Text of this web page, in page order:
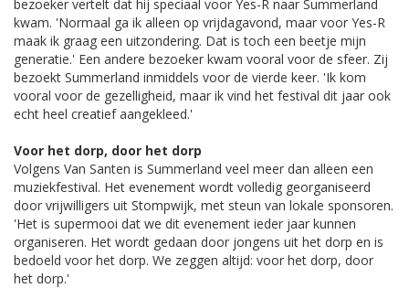
bezoeker vertelt dat hij speciaal voor Yes-R naar Summerland
kwam. 'Normaal ga ik alleen op vrijdagavond, maar voor Yes-R
maak ik graag een uitzondering. Dat is toch een beetje mijn
generatie.' Een andere bezoeker kwam vooral voor de sfeer. Zij
bezoekt Summerland inmiddels voor de vierde keer. 'Ik kom
vooral voor de gezelligheid, maar ik vind het festival dit jaar ook
echt heel creatief aangekleed.'
Voor het dorp, door het dorp
Volgens Van Santen is Summerland veel meer dan alleen een
muziekfestival. Het evenement wordt volledig georganiseerd
door vrijwilligers uit Stompwijk, met steun van lokale sponsoren.
'Het is supermooi dat we dit evenement ieder jaar kunnen
organiseren. Het wordt gedaan door jongens uit het dorp en is
bedoeld voor het dorp. We zeggen altijd: voor het dorp, door
het dorp.'